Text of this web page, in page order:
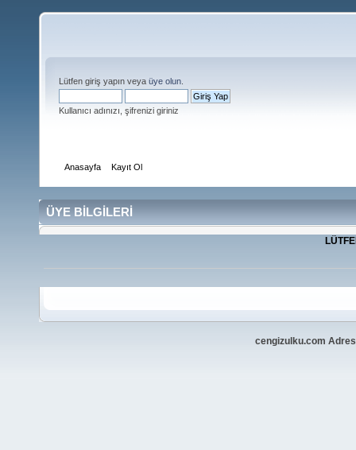
Lütfen giriş yapın veya üye olun
Kullanıcı adınızı, şifrenizi giriniz
Anasayfa Kayıt Ol
ÜYE BİLGİLERİ
cengizulku.com